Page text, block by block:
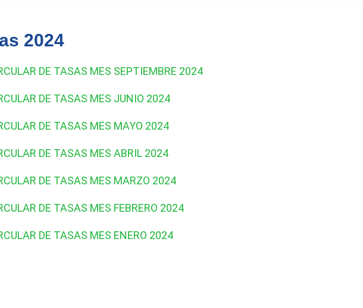
2024
DE TASAS MES SEPTIEMBRE 2024
DE TASAS MES JUNIO 2024
DE TASAS MES MAYO 2024
DE TASAS MES ABRIL 2024
DE TASAS MES MARZO 2024
DE TASAS MES FEBRERO 2024
DE TASAS MES ENERO 2024